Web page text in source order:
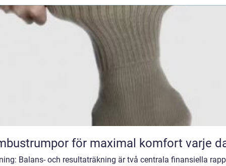
för maximal komfort varje
Balans- och resultaträkning är två centrala finansiella